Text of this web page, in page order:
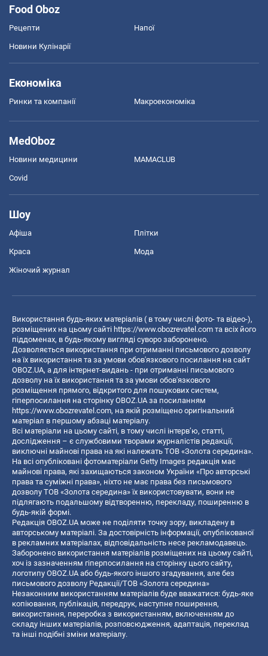
Food Oboz
Рецепти Напої
Новини Кулінарії
Економіка
Ринки та компанії Макроекономіка
MedOboz
Новини медицини MAMACLUB
Covid
Шоу
Афіша Плітки
Краса Мода
Жіночий журнал
Використання будь-яких матеріалів ( в тому числі фото- та відео-),
розміщених на цьому сайті https://www.obozrevatel.com та всіх його
піддоменах, в будь-якому вигляді суворо заборонено.
Дозволяється використання при отриманні письмового дозволу
на їх використання та за умови обов'язкового посилання на сайт
OBOZ.UA, а для інтернет-видань - при отриманні письмового
дозволу на їх використання та за умови обов'язкового
розміщення прямого, відкритого для пошукових систем,
гіперпосилання на сторінку OBOZ.UA за посиланням
https://www.obozrevatel.com, на якій розміщено оригінальний
матеріал в першому абзаці матеріалу.
Всі матеріали на цьому сайті, в тому числі інтерв’ю, статті,
дослідження – є службовими творами журналістів редакції,
виключні майнові права на які належать ТОВ «Золота середина».
На всі опубліковані фотоматеріали Getty Images редакція має
майнові права, які захищаються законом України «Про авторські
права та суміжні права», ніхто не має права без письмового
дозволу ТОВ «Золота середина» їх використовувати, вони не
підлягають подальшому відтворенню, перекладу, поширенню в
будь-якій формі.
Редакція OBOZ.UA може не поділяти точку зору, викладену в
авторському матеріалі. За достовірність інформації, опублікованої
в рекламних матеріалах, відповідальність несе рекламодавець.
Заборонено використання матеріалів розміщених на цьому сайті,
хоч із зазначенням гіперпосилання на сторінку цього сайту,
логотипу OBOZ.UA або будь-якого іншого згадування, але без
письмового дозволу Редакції/ТОВ «Золота середина»
Незаконним використанням матеріалів буде вважатися: будь-яке
копiювання, публiкацiя, передрук, наступне поширення,
використання, переробка з використанням, включенням до
складу інших матеріалів, розповсюдження, адаптація, переклад
та інші подібні зміни матеріалу.